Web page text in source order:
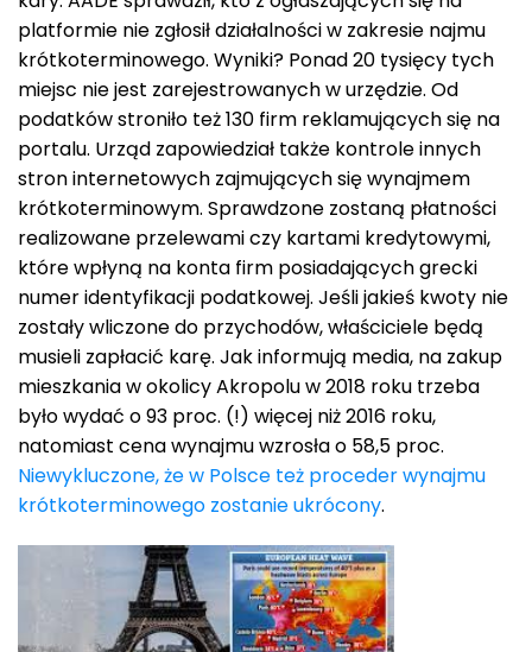
platformie nie zgłosił działalności w zakresie najmu
krótkoterminowego. Wyniki? Ponad 20 tysięcy tych
miejsc nie jest zarejestrowanych w urzędzie. Od
podatków stroniło też 130 firm reklamujących się na
portalu. Urząd zapowiedział także kontrole innych
stron internetowych zajmujących się wynajmem
krótkoterminowym. Sprawdzone zostaną płatności
realizowane przelewami czy kartami kredytowymi,
które wpłyną na konta firm posiadających grecki
numer identyfikacji podatkowej. Jeśli jakieś kwoty nie
zostały wliczone do przychodów, właściciele będą
musieli zapłacić karę. Jak informują media, na zakup
mieszkania w okolicy Akropolu w 2018 roku trzeba
było wydać o 93 proc. (!) więcej niż 2016 roku,
natomiast cena wynajmu wzrosła o 58,5 proc.
Niewykluczone, że w Polsce też proceder wynajmu
krótkoterminowego zostanie ukrócony.